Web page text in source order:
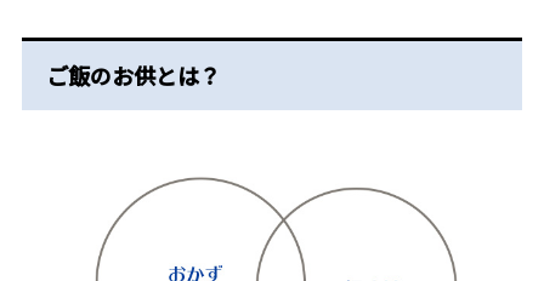
ご飯のお供とは？